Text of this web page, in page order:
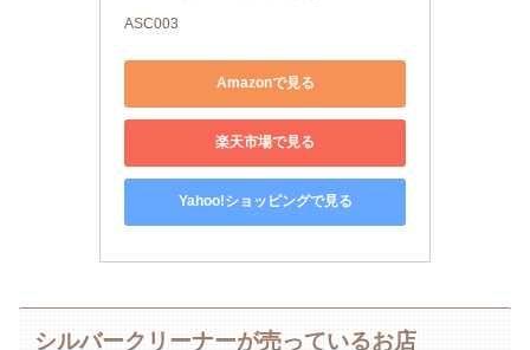
ASC003
Amazonで見る
楽天市場で見る
Yahoo!ショッピングで見る
シルバークリーナーが売っているお店